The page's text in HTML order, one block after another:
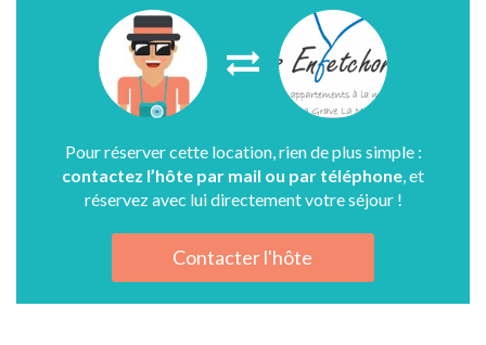
Pour réserver cette location, rien de plus simple :
contactez l’hôte par mail ou par téléphone, et
réservez avec lui directement votre séjour !
Contacter l'hôte